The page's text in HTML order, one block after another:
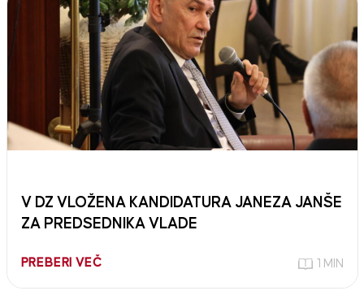
V DZ VLOŽENA KANDIDATURA JANEZA JANŠE
ZA PREDSEDNIKA VLADE
PREBERI VEČ 1 MIN